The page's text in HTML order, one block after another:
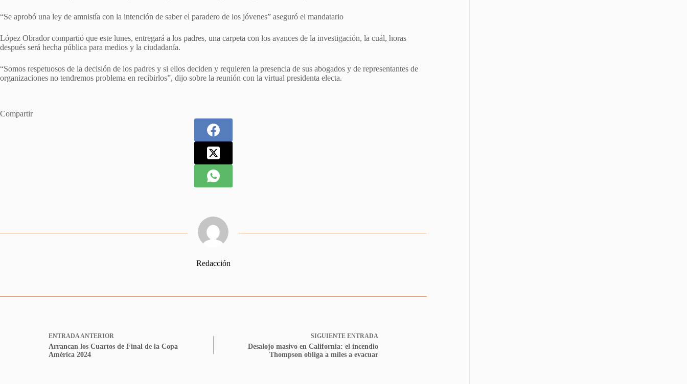
“Se aprobó una ley de amnistía con la intención de saber el paradero de los jóvenes” aseguró el mandatario
López Obrador compartió que este lunes, entregará a los padres, una carpeta con los avances de la investigación, la cuál, horas
después será hecha pública para medios y la ciudadanía.
“Somos respetuosos de la decisión de los padres y si ellos deciden y requieren la presencia de sus abogados y de representantes de
organizaciones no tendremos problema en recibirlos”, dijo sobre la reunión con la virtual presidenta electa.
Compartir
Redacción
ENTRADAANTERIOR
Arrancan los Cuartos de Final de la Copa
América 2024
SIGUIENTE ENTRADA
Desalojo masivo en California: el incendio
Thompson obliga a miles a evacuar